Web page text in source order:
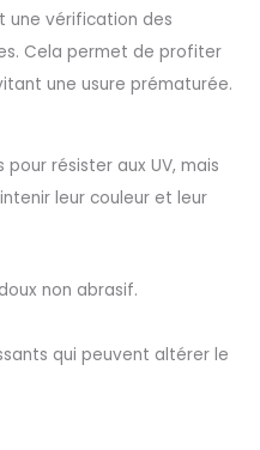
une vérification des
Cela permet de profiter
une usure prématurée.
résister aux UV, mais
leur couleur et leur
non abrasif.
qui peuvent altérer le